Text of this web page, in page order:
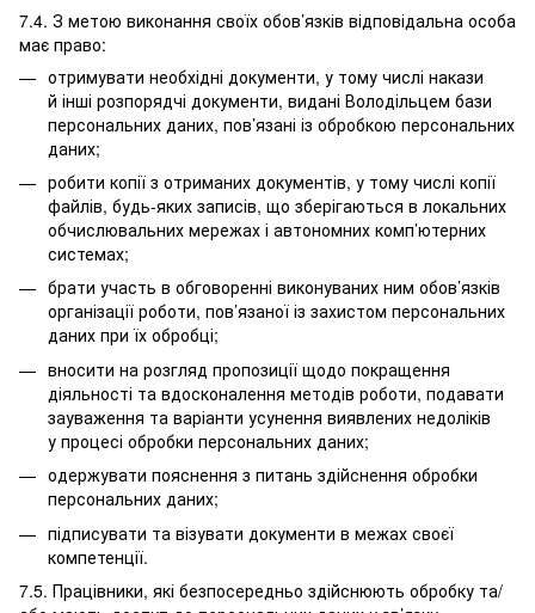
7.4. З метою виконання своїх обов’язків відповідальна особа
має право:
отримувати необхідні документи, у тому числі накази
й інші розпорядчі документи, видані Володільцем бази
персональних даних, пов’язані із обробкою персональних
даних;
робити копії з отриманих документів, у тому числі копії
файлів, будь-яких записів, що зберігаються в локальних
обчислювальних мережах і автономних комп’ютерних
системах;
брати участь в обговоренні виконуваних ним обов’язків
організації роботи, пов’язаної із захистом персональних
даних при їх обробці;
вносити на розгляд пропозиції щодо покращення
діяльності та вдосконалення методів роботи, подавати
зауваження та варіанти усунення виявлених недоліків
у процесі обробки персональних даних;
одержувати пояснення з питань здійснення обробки
персональних даних;
підписувати та візувати документи в межах своєї
компетенції.
7.5. Працівники, які безпосередньо здійснюють обробку та/